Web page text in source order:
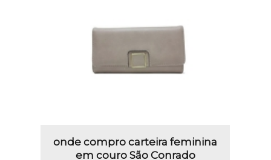
onde compro carteira feminina
em couro São Conrado